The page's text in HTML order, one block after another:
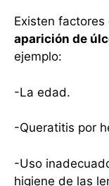
Existen factores
aparición de
ejemplo:
-La edad.
-Queratitis por
-Uso
higiene de las